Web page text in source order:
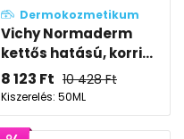
Dermokozmetikum
Vichy Normaderm
kettős hatású, korri...
8 123 Ft 10 428Ft
Kiszerelés: 50ML